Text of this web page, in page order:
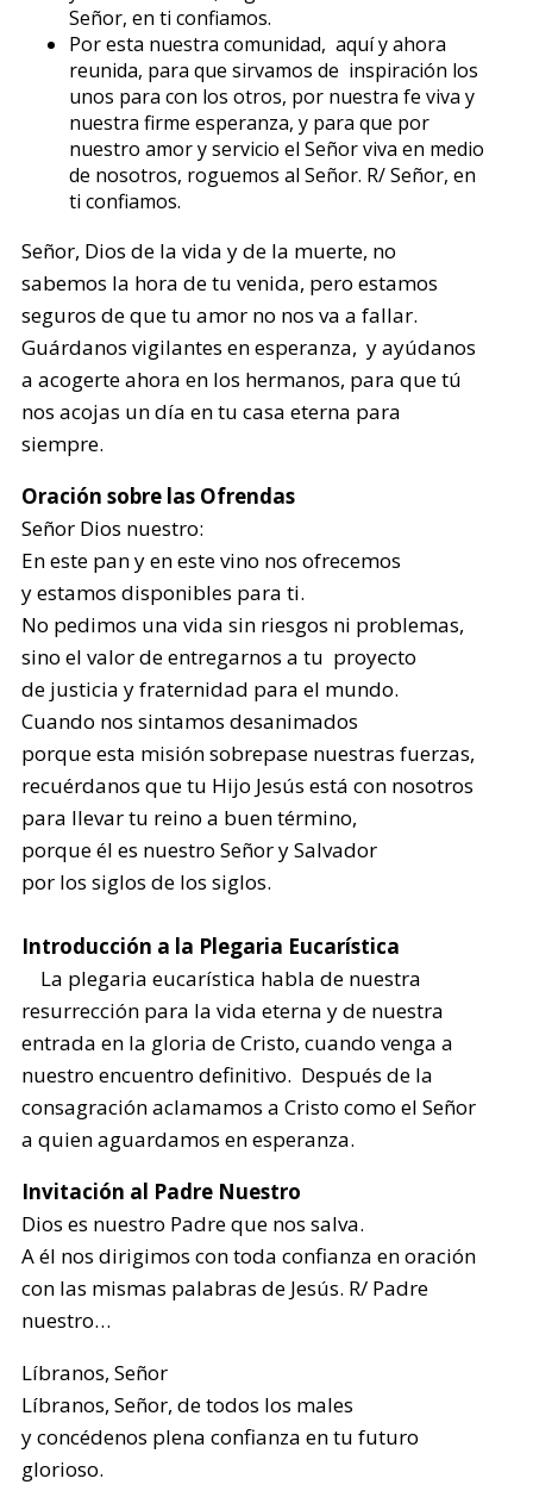
Señor, en ti confiamos.
Por esta nuestra comunidad, aquí y ahora
reunida, para que sirvamos de inspiración los
unos para con los otros, por nuestra fe viva y
nuestra firme esperanza, y para que por
nuestro amor y servicio el Señor viva en medio
de nosotros, roguemos al Señor. R/ Señor, en
ti confiamos.
Señor, Dios de la vida y de la muerte, no
sabemos la hora de tu venida, pero estamos
seguros de que tu amor no nos va a fallar.
Guárdanos vigilantes en esperanza, y ayúdanos
a acogerte ahora en los hermanos, para que tú
nos acojas un día en tu casa eterna para
siempre.
Oración sobre las Ofrendas
Señor Dios nuestro:
En este pan y en este vino nos ofrecemos
y estamos disponibles para ti.
No pedimos una vida sin riesgos ni problemas,
sino el valor de entregarnos a tu proyecto
de justicia y fraternidad para el mundo.
Cuando nos sintamos desanimados
porque esta misión sobrepase nuestras fuerzas,
recuérdanos que tu Hijo Jesús está con nosotros
para llevar tu reino a buen término,
porque él es nuestro Señor y Salvador
por los siglos de los siglos.
Introducción a la Plegaria Eucarística
La plegaria eucarística habla de nuestra
resurrección para la vida eterna y de nuestra
entrada en la gloria de Cristo, cuando venga a
nuestro encuentro definitivo. Después de la
consagración aclamamos a Cristo como el Señor
a quien aguardamos en esperanza.
Invitación al Padre Nuestro
Dios es nuestro Padre que nos salva.
A él nos dirigimos con toda confianza en oración
con las mismas palabras de Jesús. R/ Padre
nuestro…
Líbranos, Señor
Líbranos, Señor, de todos los males
y concédenos plena confianza en tu futuro
glorioso.